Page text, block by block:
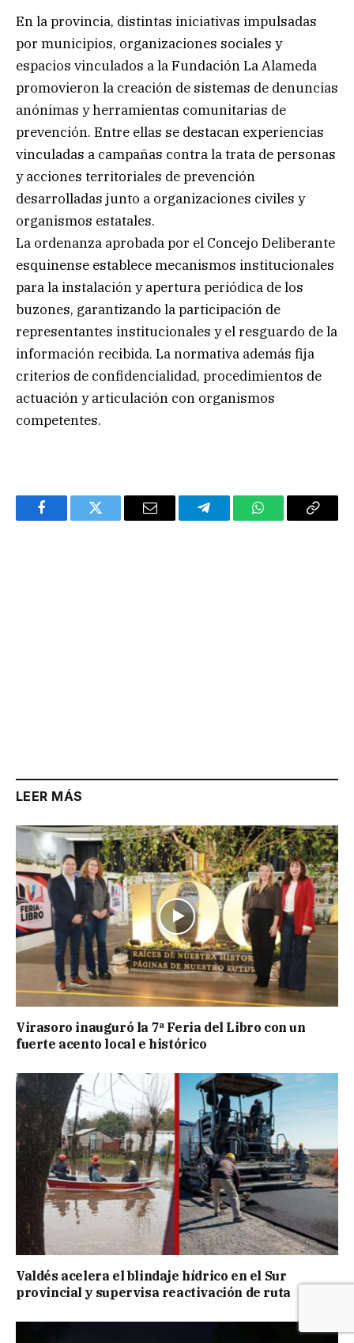
En la provincia, distintas iniciativas impulsadas
por municipios, organizaciones sociales y
espacios vinculados a la Fundación La Alameda
promovieron la creación de sistemas de denuncias
anónimas y herramientas comunitarias de
prevención. Entre ellas se destacan experiencias
vinculadas a campañas contra la trata de personas
y acciones territoriales de prevención
desarrolladas junto a organizaciones civiles y
organismos estatales.
La ordenanza aprobada por el Concejo Deliberante
esquinense establece mecanismos institucionales
para la instalación y apertura periódica de los
buzones, garantizando la participación de
representantes institucionales y el resguardo de la
información recibida. La normativa además fija
criterios de confidencialidad, procedimientos de
actuación y articulación con organismos
competentes.
FacebookTwitter Email TelegramWhatsAppCopy
LEER MÁS
Virasoro inauguró la 7ª Feria del Libro con un
fuerte acento local e histórico
Valdés acelera el blindaje hídrico en el Sur
provincial y supervisa reactivación de ruta